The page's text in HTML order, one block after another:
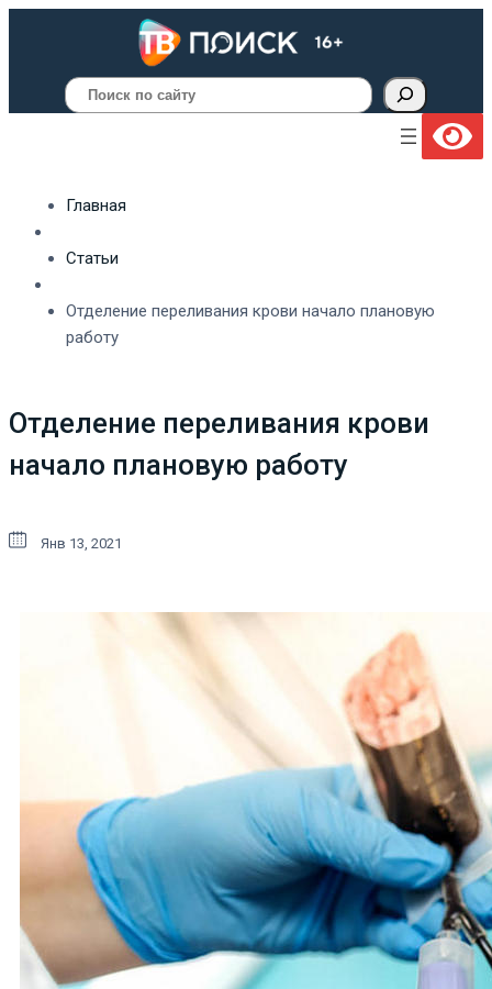
Поиск
Главная
Статьи
Отделение переливания крови начало плановую
работу
Отделение переливания крови
начало плановую работу
Янв 13, 2021